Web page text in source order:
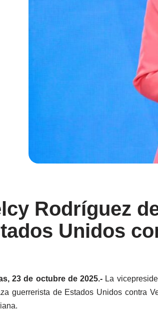
Rodríguez
Unidos
23 de octubre de 2025.- La
guerrerista de Estados Unidos contra